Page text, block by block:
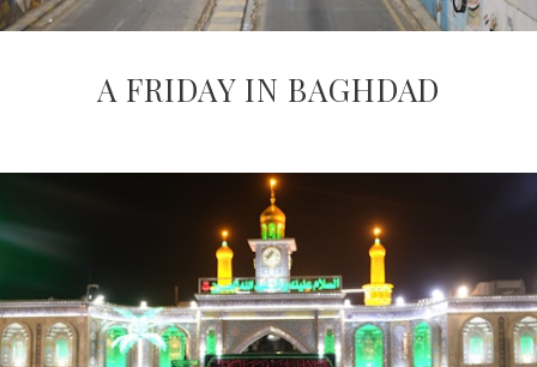
A FRIDAY IN BAGHDAD